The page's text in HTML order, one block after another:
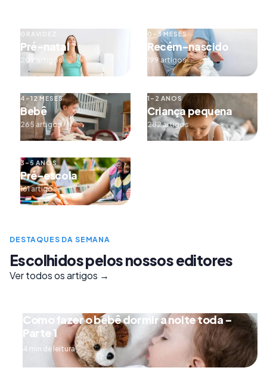
GRAVIDEZ
Pré-natal
209 artigos
0–3 MESES
Recém-nascido
199 artigos
4–12 MESES
Bebê
265 artigos
1–2 ANOS
Criança pequena
282 artigos
3–5 ANOS
Pré-escola
161 artigos
DESTAQUES DA SEMANA
Escolhidos pelos nossos editores
Ver todos os artigos →
Como fazer o bebê dormir a noite toda –
Parte 1
4 min de leitura